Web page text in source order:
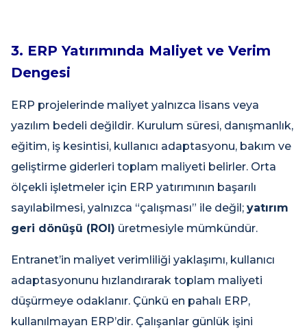
3. ERP Yatırımında Maliyet ve Verim
Dengesi
ERP projelerinde maliyet yalnızca lisans veya
yazılım bedeli değildir. Kurulum süresi, danışmanlık,
eğitim, iş kesintisi, kullanıcı adaptasyonu, bakım ve
geliştirme giderleri toplam maliyeti belirler. Orta
ölçekli işletmeler için ERP yatırımının başarılı
sayılabilmesi, yalnızca “çalışması” ile değil; yatırım
geri dönüşü (ROI) üretmesiyle mümkündür.
Entranet’in maliyet verimliliği yaklaşımı, kullanıcı
adaptasyonunu hızlandırarak toplam maliyeti
düşürmeye odaklanır. Çünkü en pahalı ERP,
kullanılmayan ERP’dir. Çalışanlar günlük işini